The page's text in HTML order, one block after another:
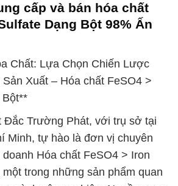
cấp và bán hóa chất
Dạng Bột 98% Ấn
Chất: Lựa Chọn Chiến Lược
Xuất – Hóa chất FeSO4 >
Bột**
Đắc Trường Phát, với trụ sở tại
Minh, tự hào là đơn vị chuyên
Hóa chất FeSO4 > Iron
trong những sản phẩm quan